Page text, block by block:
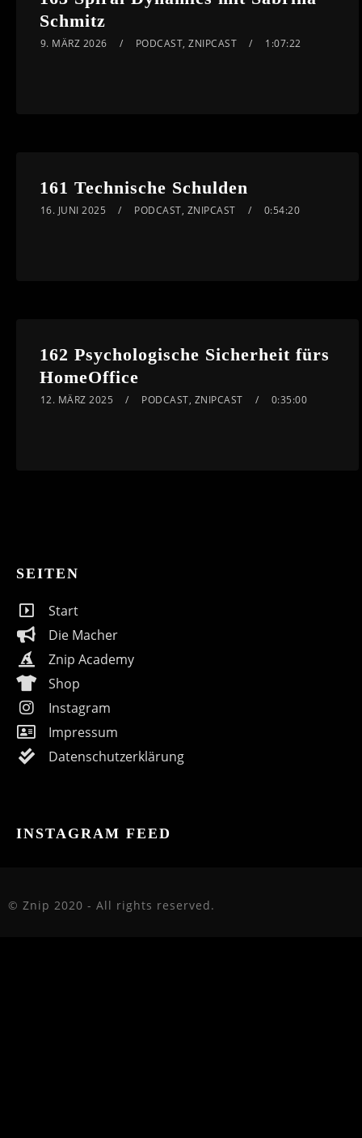
Schmitz
9. MÄRZ 2026 PODCAST,ZNIPCAST 1:07:22
161 Technische Schulden
16. JUNI 2025 PODCAST, ZNIPCAST 0:54:20
162 Psychologische Sicherheit fürs
HomeOffice
12. MÄRZ 2025 PODCAST, ZNIPCAST 0:35:00
SEITEN
Start
Die Macher
Znip Academy
Shop
Instagram
Impressum
Datenschutzerklärung
INSTAGRAM FEED
© Znip 2020 - All rights reserved.